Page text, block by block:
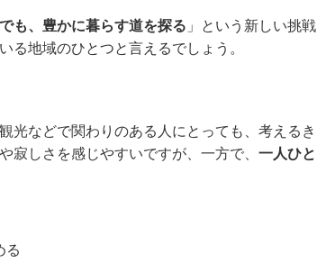
も、豊かに暮らす道を探る 」という新しい挑戦
る地域のひとつと言えるでしょう。
光などで関わりのある人にとっても、考えるき
寂しさを感じやすいですが、一方で、 一人ひと
る